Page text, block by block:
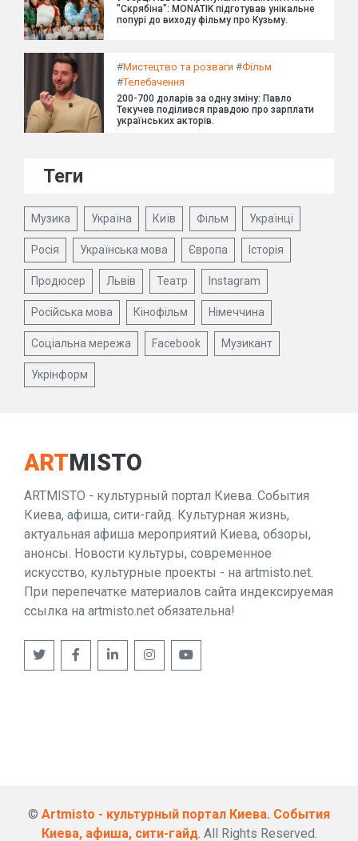
"Скрябіна": MONATIK підготував унікальне
попурі до виходу фільму про Кузьму.
#Мистецтво та розваги #Фільм
#Телебачення
200-700 доларів за одну зміну: Павло
Текучев поділився правдою про зарплати
українських акторів.
Теги
Музика Україна Київ Фільм Українці
Росія Українська мова Європа Історія
Продюсер Львів Театр Instagram
Російська мова Кінофільм Німеччина
Соціальна мережа Facebook Музикант
Укрінформ
ARTMISTO
ARTMISTO - культурный портал Киева. События
Киева, афиша, сити-гайд. Культурная жизнь,
актуальная афиша мероприятий Киева, обзоры,
анонсы. Новости культуры, современное
искусство, культурные проекты - на artmisto.net.
При перепечатке материалов сайта индексируемая
ссылка на artmisto.net обязательна!
© Artmisto - культурный портал Киева. События
Киева, афиша, сити-гайд. All Rights Reserved.